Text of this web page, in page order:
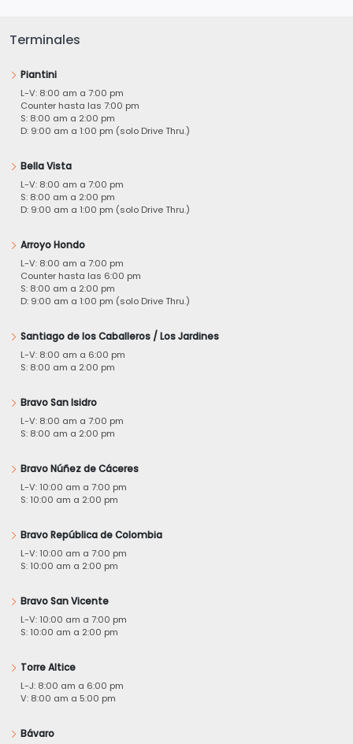
Terminales
Piantini
L-V: 8:00 am a 7:00 pm
Counter hasta las 7:00 pm
S: 8:00 am a 2:00 pm
D: 9:00 am a 1:00 pm (solo Drive Thru.)
Bella Vista
L-V: 8:00 am a 7:00 pm
S: 8:00 am a 2:00 pm
D: 9:00 am a 1:00 pm (solo Drive Thru.)
Arroyo Hondo
L-V: 8:00 am a 7:00 pm
Counter hasta las 6:00 pm
S: 8:00 am a 2:00 pm
D: 9:00 am a 1:00 pm (solo Drive Thru.)
Santiago de los Caballeros / Los Jardines
L-V: 8:00 am a 6:00 pm
S: 8:00 am a 2:00 pm
Bravo San Isidro
L-V: 8:00 am a 7:00 pm
S: 8:00 am a 2:00 pm
Bravo Núñez de Cáceres
L-V: 10:00 am a 7:00 pm
S: 10:00 am a 2:00 pm
Bravo República de Colombia
L-V: 10:00 am a 7:00 pm
S: 10:00 am a 2:00 pm
Bravo San Vicente
L-V: 10:00 am a 7:00 pm
S: 10:00 am a 2:00 pm
Torre Altice
L-J: 8:00 am a 6:00 pm
V: 8:00 am a 5:00 pm
Bávaro